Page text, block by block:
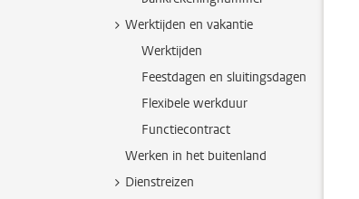
Werktijden en vakantie
Werktijden
Feestdagen en sluitingsdagen
Flexibele werkduur
Functiecontract
Werken in het buitenland
Dienstreizen